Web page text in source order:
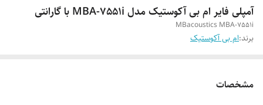
آمپلی فایر ام بی آکوستیک مدل MBA-7551i با گارانتی
MBacoustics MBA-7551i
برند:ام بی آکوستیک
مشخصات